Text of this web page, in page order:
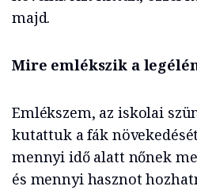
majd.
Mire emlékszik a
Emlékszem, az iskolai
kutattuk a fák
mennyi idő alatt nőnek
és mennyi hasznot